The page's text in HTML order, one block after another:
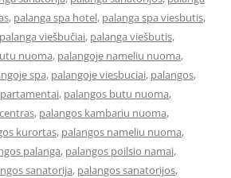
, palanga spa hotel, palanga spa viesbutis,
palanga viešbučiai, palanga viešbutis,
nuoma, palangoje nameliu nuoma,
spa, palangoje viesbuciai, palangos,
, palangos butu nuoma,
, palangos kambariu nuoma,
kurortas, palangos nameliu nuoma,
palanga, palangos poilsio namai,
sanatorija, palangos sanatorijos,